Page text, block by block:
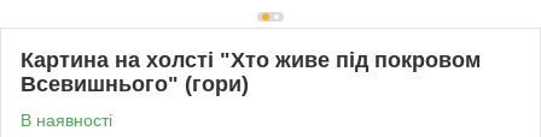
Картина на холсті "Хто живе під покровом
Всевишнього" (гори)
В наявності